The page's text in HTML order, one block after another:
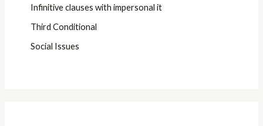
Infinitive clauses with impersonal it
Third Conditional
Social Issues